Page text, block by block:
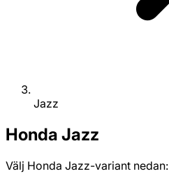
Jazz
Honda Jazz
Välj Honda Jazz-variant nedan: